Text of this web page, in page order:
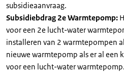
subsidieaanvraag.
Subsidiebdrag 2e Warmtepomp:
voor een 2e lucht-water
installeren van 2 warmtepompen
nieuwe warmtepomp als er al een
voor een lucht-water